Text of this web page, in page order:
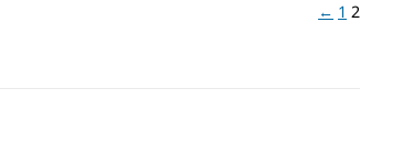
← 1 2